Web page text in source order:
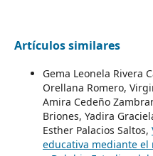
Artículos similares
Gema Leonela Rivera
Orellana Romero,
Amira Cedeño
Briones, Yadira
Esther Palacios Saltos,
educativa mediante